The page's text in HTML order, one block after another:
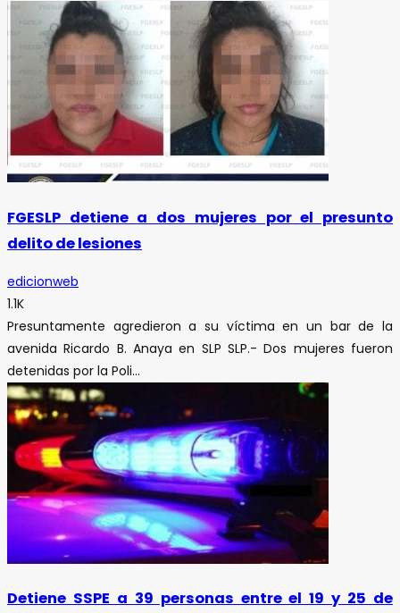
FGESLP detiene a dos mujeres por el presunto
delito de lesiones
edicionweb
1.1K
Presuntamente agredieron a su víctima en un bar de la
avenida Ricardo B. Anaya en SLP SLP.- Dos mujeres fueron
detenidas por la Poli...
Detiene SSPE a 39 personas entre el 19 y 25 de